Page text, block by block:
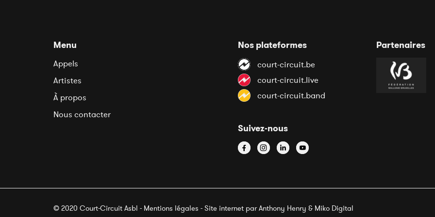
Menu
Appels
Artistes
À propos
Nous contacter
Nos plateformes
court-circuit.be
court-circuit.live
court-circuit.band
Suivez-nous
Partenaires
© 2020 Court-Circuit Asbl - Mentions légales - Site internet par Anthony Henry & Miko Digital